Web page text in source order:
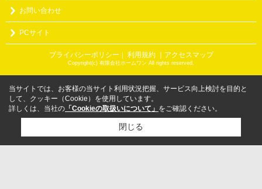
お問い合わせ
PCサイト
プライバシーポリシー 利用規約 ｜アクセスマップ
Copyright(c) 有限会社ホームワン All rights reserved.
当サイトでは、お客様の当サイト利用状況把握、サービス向上検討を目的と
して、クッキー（Cookie）を使用しています。
詳しくは、当社の 「Cookieの取扱いについて」 をご確認ください。
閉じる